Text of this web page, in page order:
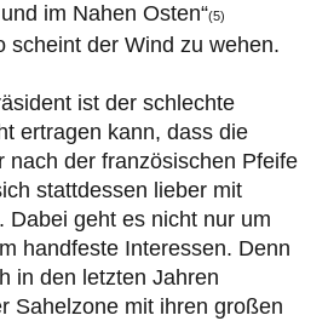
im Nahen Osten“(5)
scheint der Wind zu wehen.
ist der schlechte
ertragen kann, dass die
nach der französischen Pfeife
stattdessen lieber mit
Dabei geht es nicht nur um
handfeste Interessen. Denn
in den letzten Jahren
Sahelzone mit ihren großen